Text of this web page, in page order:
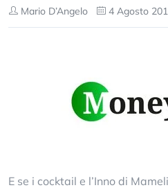
Mario D’Angelo 4 Agosto
E se i cocktail e l’Inno di